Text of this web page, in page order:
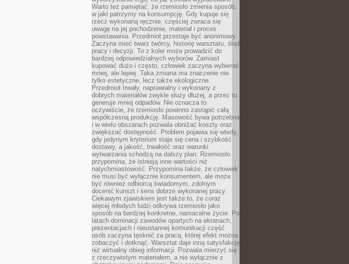
Warto też pamiętać, że rzemiosło zmienia sposób,
w jaki patrzymy na konsumpcję. Gdy kupuje się
rzecz wykonaną ręcznie, częściej zwraca się
uwagę na jej pochodzenie, materiał i proces
powstawania. Przedmiot przestaje być anonimowy.
Zaczyna mieć twarz twórcy, historię warsztatu, ślad
pracy i decyzji. To z kolei może prowadzić do
bardziej odpowiedzialnych wyborów. Zamiast
kupować dużo i często, człowiek zaczyna wybierać
mniej, ale lepiej. Taka zmiana ma znaczenie nie
tylko estetyczne, lecz także ekologiczne.
Przedmiot trwały, naprawialny i wykonany z
dobrych materiałów zwykle służy dłużej, a przez to
generuje mniej odpadów. Nie oznacza to
oczywiście, że rzemiosło powinno zastąpić całą
współczesną produkcję. Masowość bywa potrzebna
i w wielu obszarach pozwala obniżać koszty oraz
zwiększać dostępność. Problem pojawia się wtedy,
gdy jedynym kryterium staje się cena i szybkość
dostawy, a jakość, trwałość oraz warunki
wytwarzania schodzą na dalszy plan. Rzemiosło
przypomina, że istnieją inne wartości niż
natychmiastowość. Przypomina także, że człowiek
nie musi być wyłącznie konsumentem, ale może
być również odbiorcą świadomym, zdolnym
docenić kunszt i sens dobrze wykonanej pracy.
Ciekawym zjawiskiem jest także to, że coraz
więcej młodych ludzi odkrywa rzemiosło jako
sposób na bardziej konkretne, namacalne życie. Po
latach dominacji zawodów opartych na ekranach,
prezentacjach i nieustannej komunikacji część
osób zaczyna tęsknić za pracą, której efekt można
zobaczyć i dotknąć. Warsztat daje inną satysfakcję
niż wirtualny obieg informacji. Pozwala mierzyć się
z rzeczywistym materiałem, a nie wyłącznie z